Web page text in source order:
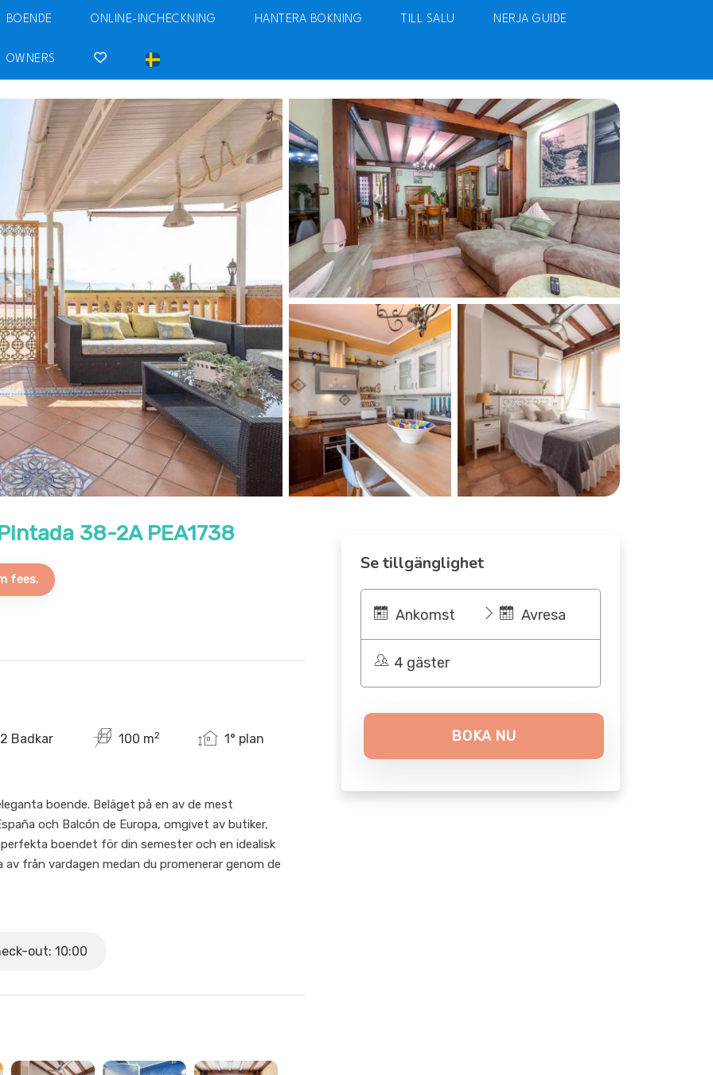
BOENDE ONLINE-INCHECKNING HANTERA BOKNING TILL SALU NERJA GUIDE
OWNERS
38-2A PEA1738
fees.
2 Badkar 100 m2 1° plan
boende. Beläget på en av de mest
och Balcón de Europa, omgivet av butiker,
boendet för din semester och en idealisk
från vardagen medan du promenerar genom de
delas.
out: 10:00
Se tillgänglighet
Ankomst Avresa
4 gäster
BOKA NU